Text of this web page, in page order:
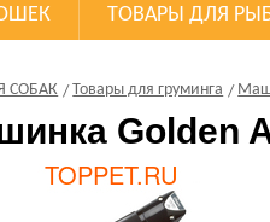
ТОВАРЫ ДЛЯ
СОБАК Товары для груминга
Golden